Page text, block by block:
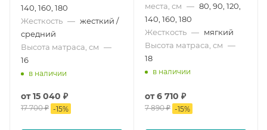
140, 160, 180
Жесткость — жесткий /
средний
Высота матраса, см —
16
в наличии
от15 040 ₽
17 700 ₽ -15%
места, см — 80, 90, 120,
140, 160, 180
Жесткость — мягкий
Высота матраса, см —
18
в наличии
от6 710 ₽
7 890 ₽ -15%